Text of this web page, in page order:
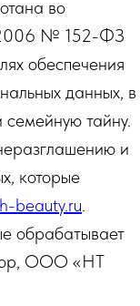
во
№ 152-ФЗ
обеспечения
данных, в
тайну.
и
которые
beauty.ru.
обрабатывает
ООО «НТ